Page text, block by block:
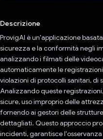
Descrizione
ProvigAI è un'applicazione
sicurezza e la conformità negli
analizzando i filmati delle
automaticamente le
violazioni di protocolli sanitari, di
Analizzando queste
sicure, uso improprio delle
fornendo ai gestori delle
dettagliati. Questo approccio
incidenti, garantisce